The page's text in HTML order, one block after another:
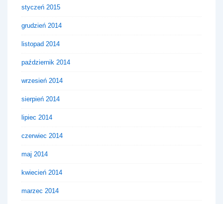
styczeń 2015
grudzień 2014
listopad 2014
październik 2014
wrzesień 2014
sierpień 2014
lipiec 2014
czerwiec 2014
maj 2014
kwiecień 2014
marzec 2014